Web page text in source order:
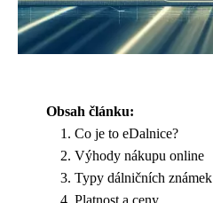
Obsah článku:
Co je to eDalnice?
Výhody nákupu online
Typy dálničních známek
Platnost a ceny